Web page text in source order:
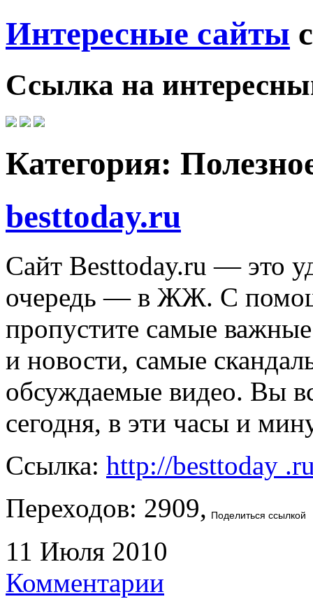
Интересные сайты
Ссылка на
Категория:
besttoday.ru
Сайт Besttoday.ru — это
очередь — в ЖЖ. С
пропустите самые
и новости, самые
обсуждаемые видео. Вы
сегодня, в эти часы и
Ссылка: http://besttoday
Переходов: 2909,
Поделиться ссылкой
11 Июля 2010
Комментарии